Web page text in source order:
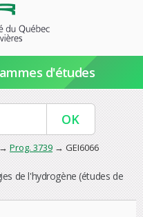
d'études
→ Prog. 3739 → GEI6066
de l'hydrogène (études de